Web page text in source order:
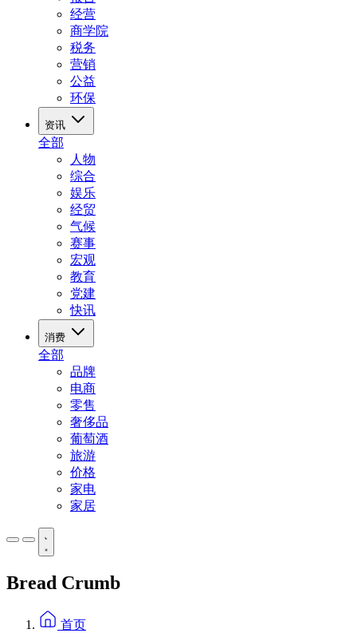
经营
商学院
税务
营销
公益
环保
资讯
全部
人物
综合
娱乐
经贸
气候
赛事
宏观
教育
党建
快讯
消费
全部
品牌
电商
零售
奢侈品
葡萄酒
旅游
价格
家电
家居
Bread Crumb
首页